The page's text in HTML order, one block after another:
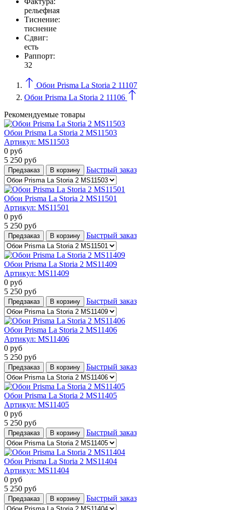
рельефная
Тиcнение:
тиснение
Сдвиг:
есть
Раппорт:
32
Обои Prisma La Storia 2 11107
Обои Prisma La Storia 2 11106
Рекомендуемые товары
Обои Prisma La Storia 2 MS11503
Артикул: MS11503
0 руб
5 250 руб
Предзаказ В корзину Быстрый заказ
Обои Prisma La Storia 2 MS11501
Артикул: MS11501
0 руб
5 250 руб
Предзаказ В корзину Быстрый заказ
Обои Prisma La Storia 2 MS11409
Артикул: MS11409
0 руб
5 250 руб
Предзаказ В корзину Быстрый заказ
Обои Prisma La Storia 2 MS11406
Артикул: MS11406
0 руб
5 250 руб
Предзаказ В корзину Быстрый заказ
Обои Prisma La Storia 2 MS11405
Артикул: MS11405
0 руб
5 250 руб
Предзаказ В корзину Быстрый заказ
Обои Prisma La Storia 2 MS11404
Артикул: MS11404
0 руб
5 250 руб
Предзаказ В корзину Быстрый заказ